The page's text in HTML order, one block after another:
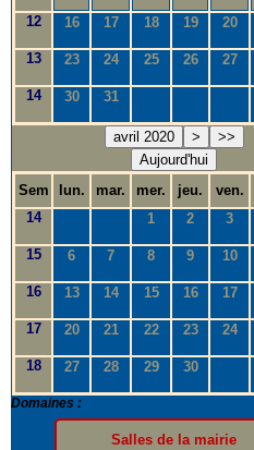
12 16 17 18 19 20
13 23 24 25 26 27
14 30 31
avril 2020 >
>>
Aujourd'hui
Sem
lun. mar. mer. jeu. ven.
14
1 2 3
15 6 7 8 9 10
16 13 14 15 16 17
17 20 21 22 23 24
18 27 28 29 30
Domaines :